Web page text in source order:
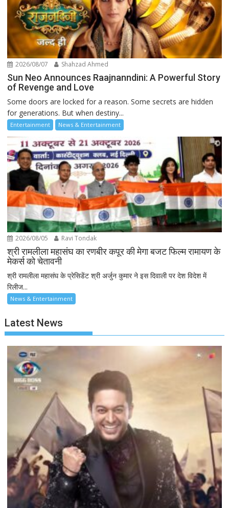
2026/08/07 Shahzad Ahmed
Sun Neo Announces Raajnanndini: A Powerful Story
of Revenge and Love
Some doors are locked for a reason. Some secrets are hidden
for generations. But when destiny...
Entertainment News & Entertainment
2026/08/05 Ravi Tondak
श्री रामलीला महासंघ का रणबीर कपूर की मेगा बजट फिल्म रामायण के
मेकर्स को चेतावनी
श्री रामलीला महासंघ के प्रेसिडेंट श्री अर्जुन कुमार ने इस दिवाली पर देश विदेश में
रिलीज...
News & Entertainment
Latest News